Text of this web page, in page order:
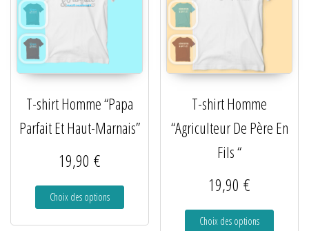
T-shirt Homme “Papa
Parfait Et Haut-Marnais”
19,90 €
Choix des options
T-shirt Homme
“Agriculteur De Père En
Fils “
19,90€
Choix des options